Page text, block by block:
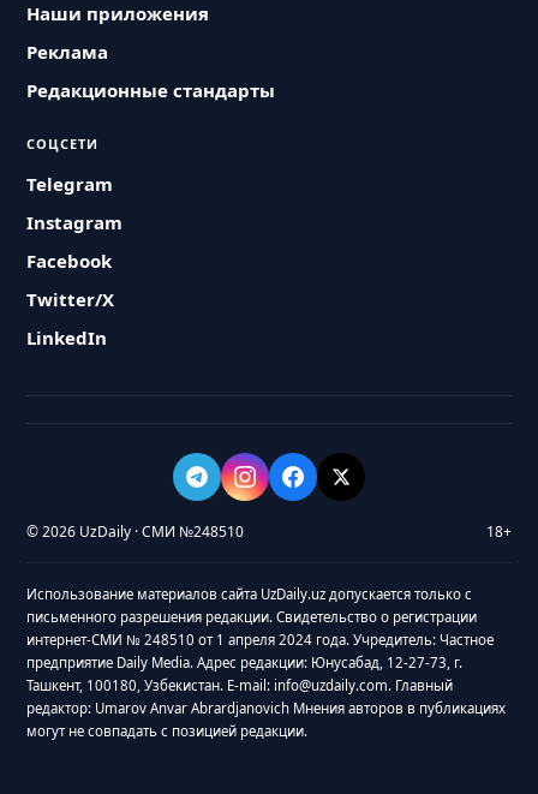
Наши приложения
Реклама
Редакционные стандарты
СОЦСЕТИ
Telegram
Instagram
Facebook
Twitter/X
LinkedIn
© 2026 UzDaily · СМИ №248510 18+
Использование материалов сайта UzDaily.uz допускается только с
письменного разрешения редакции. Свидетельство о регистрации
интернет-СМИ № 248510 от 1 апреля 2024 года. Учредитель: Частное
предприятие Daily Media. Адрес редакции: Юнусабад, 12-27-73, г.
Ташкент, 100180, Узбекистан. E-mail: info@uzdaily.com. Главный
редактор: Umarov Anvar Abrardjanovich Мнения авторов в публикациях
могут не совпадать с позицией редакции.